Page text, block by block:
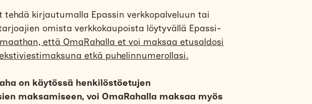
tehdä kirjautumalla Epassin verkkopalveluun tai
omista verkkokaupoista löytyvällä Epassi-
että OmaRahalla et voi maksaa etusaldosi
etkä puhelinnumerollasi.
on käytössä henkilöstöetujen
maksamiseen, voi OmaRahalla maksaa myös